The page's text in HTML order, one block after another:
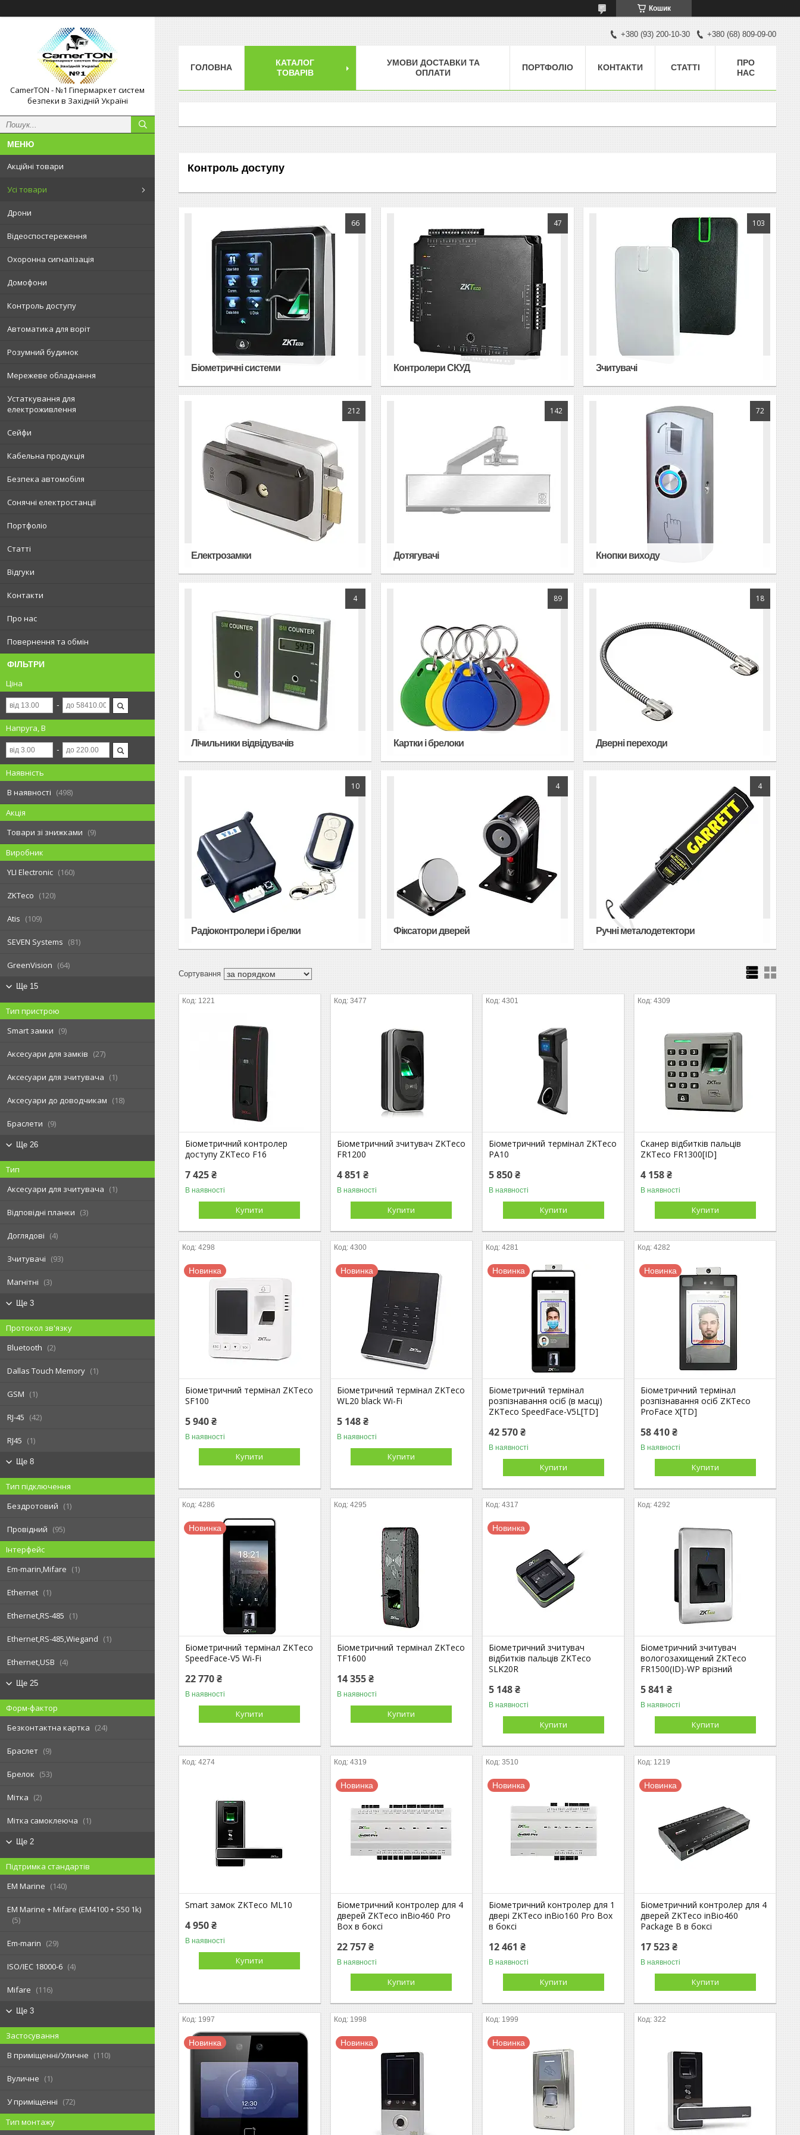
Кошик
CamerTON - №1 Гіпермаркет систем
безпеки в Західній Україні
Акційні товари
Усі товари
Дрони
Відеоспостереження
Охоронна сигналізація
Домофони
Контроль доступу
Автоматика для воріт
Розумний будинок
Мережеве обладнання
Устаткування для
електроживлення
Сейфи
Кабельна продукція
Безпека автомобіля
Сонячні електростанції
Портфоліо
Статті
Відгуки
Контакти
Про нас
Повернення та обмін
ФІЛЬТРИ
Ціна
Напруга, В
Наявність
В наявності
498
Акція
Товари зі знижками
9
Виробник
YLI Electronic
160
ZKTeco 120
Atis 109
SEVEN Systems 81
GreenVision 64
Ще 15
Тип пристрою
Smart замки
9
Аксесуари для замків 27
Аксесуари для зчитувача 1
Аксесуари до доводчикам 18
Браслети 9
Ще 26
Тип
Аксесуари для зчитувача
1
Відповідні планки 3
Доглядові 4
Зчитувачі 93
Магнітні 3
Ще 3
Протокол зв'язку
Bluetooth
2
Dallas Touch Memory 1
GSM 1
RJ-45 42
RJ45 1
Ще 8
Тип підключення
Бездротовий
1
Провідний
95
Інтерфейс
Em-marin,Mifare
1
Ethernet 1
Ethernet,RS-485 1
Ethernet,RS-485,Wiegand 1
Ethernet,USB 4
Ще 25
Форм-фактор
Безконтактна картка
24
Браслет 9
Брелок 53
Мітка 2
Мітка самоклеюча 1
Ще 2
Підтримка стандартів
EM Marine
140
EM Marine + Mifare (EM4100 + S50 1k)
5
Em-marin 29
ISO/IEC 18000-6 4
Mifare 116
Ще 3
Застосування
В приміщенні/Уличне
110
Вуличне 1
У приміщенні
72
Тип монтажу
+380 (93) 200-10-30 +380 (68) 809-09-00
ГОЛОВНА
КАТАЛОГ
ТОВАРІВ
УМОВИ ДОСТАВКИ ТА
ОПЛАТИ
ПОРТФОЛІО КОНТАКТИ СТАТТІ
ПРО
НАС
Контроль доступу
66
Біометричні системи
47
Контролери СКУД
103
Зчитувачі
212
Електрозамки
142
Дотягувачі
72
Кнопки виходу
4
Лічильники відвідувачів
89
Картки і брелоки
18
Дверні переходи
10
Радіоконтролери і брелки
4
Фіксатори дверей
4
Ручні металодетектори
1221
Біометричний контролер
доступу ZKTeco F16
7 425 ₴
В наявності
Купити
3477
Біометричний зчитувач ZKTeco
FR1200
4 851 ₴
В наявності
Купити
4301
Біометричний термінал ZKTeco
PA10
5 850 ₴
В наявності
Купити
4309
Сканер відбитків пальців
ZKTeco FR1300[ID]
4 158 ₴
В наявності
Купити
4298
Новинка
Біометричний термінал ZKTeco
SF100
5 940 ₴
В наявності
Купити
4300
Новинка
Біометричний термінал ZKTeco
WL20 black Wi-Fi
5 148 ₴
В наявності
Купити
4281
Новинка
Біометричний термінал
розпізнавання осіб (в масці)
ZKTeco SpeedFace-V5L[TD]
42 570 ₴
В наявності
Купити
4282
Новинка
Біометричний термінал
розпізнавання осіб ZKTeco
ProFace X[TD]
58 410 ₴
В наявності
Купити
4286
Новинка
Біометричний термінал ZKTeco
SpeedFace-V5 Wi-Fi
22 770 ₴
В наявності
Купити
4295
Біометричний термінал ZKTeco
TF1600
14 355 ₴
В наявності
Купити
4317
Новинка
Біометричний зчитувач
відбитків пальців ZKTeco
SLK20R
5 148 ₴
В наявності
Купити
4292
Біометричний зчитувач
вологозахищений ZKTeco
FR1500(ID)-WP врізний
5 841 ₴
В наявності
Купити
4274
Smart замок ZKTeco ML10
4 950 ₴
В наявності
Купити
4319
Новинка
Біометричний контролер для 4
дверей ZKTeco inBio460 Pro
Box в боксі
22 757 ₴
В наявності
Купити
3510
Новинка
Біометричний контролер для 1
двері ZKTeco inBio160 Pro Box
в боксі
12 461 ₴
В наявності
Купити
1219
Новинка
Біометричний контролер для 4
дверей ZKTeco inBio460
Package B в боксі
17 523 ₴
В наявності
Купити
1997
Новинка
1998
Новинка
1999
Новинка
322